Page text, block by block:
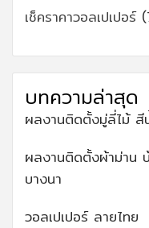
เช็คราคาวอลเปเปอร์
บทความล่าสุด
ผลงานติดตั้งมู่ลี่ไม้ สี
ผลงานติดตั้งผ้าม่าน
บางนา
วอลเปเปอร์ ลายไทย